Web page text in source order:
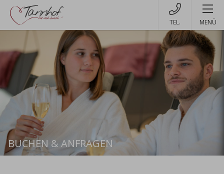
MENÜ
BUCHEN & ANFRAGEN Buchen